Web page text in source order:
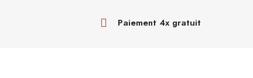
Paiement 4x gratuit